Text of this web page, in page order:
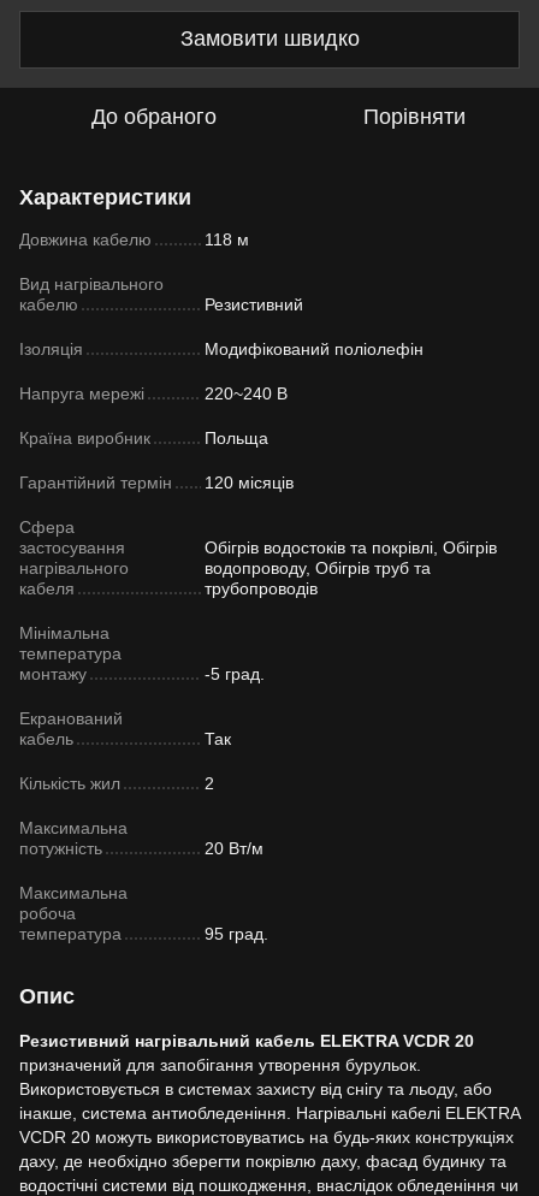
Замовити швидко
До обраного Порівняти
Характеристики
Довжина кабелю 118 м
Вид нагрівального
кабелю
Резистивний
Ізоляція Модифікований поліолефін
Напруга мережі 220~240 В
Країна виробник Польща
Гарантійний термін 120 місяців
Сфера
застосування
нагрівального
кабеля
Обігрів водостоків та покрівлі, Обігрів
водопроводу, Обігрів труб та
трубопроводів
Мінімальна
температура
монтажу
-5 град.
Екранований
кабель
Так
Кількість жил 2
Максимальна
потужність
20 Вт/м
Максимальна
робоча
температура
95 град.
Опис
Резистивний нагрівальний кабель ELEKTRA VCDR 20
призначений для запобігання утворення бурульок.
Використовується в системах захисту від снігу та льоду, або
інакше, система антиобледеніння. Нагрівальні кабелі ELEKTRA
VCDR 20 можуть використовуватись на будь-яких конструкціях
даху, де необхідно зберегти покрівлю даху, фасад будинку та
водостічні системи від пошкодження, внаслідок обледеніння чи